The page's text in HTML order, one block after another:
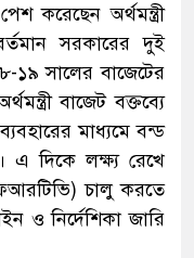
করেছেন অর্থমন্ত্রী
সরকারের দুই
১৯ সালের বাজেটের
বাজেট বক্তব্যে
মাধ্যমে বন্ড
এ দিকে লক্ষ্য রেখে
চালু করতে
ও নির্দেশিকা জারি